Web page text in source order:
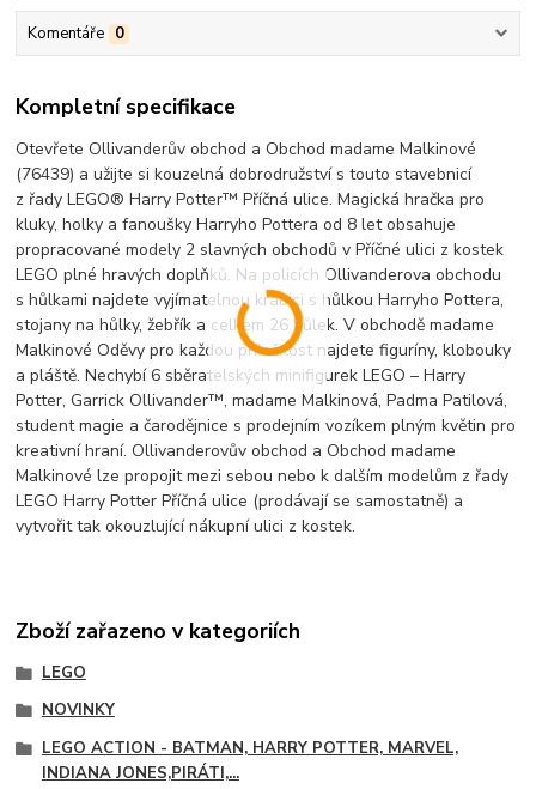
Komentáře 0
Kompletní specifikace
Otevřete Ollivanderův obchod a Obchod madame Malkinové
(76439) a užijte si kouzelná dobrodružství s touto stavebnicí
z řady LEGO® Harry Potter™ Příčná ulice. Magická hračka pro
kluky, holky a fanoušky Harryho Pottera od 8 let obsahuje
propracované modely 2 slavných obchodů v Příčné ulici z kostek
LEGO plné hravých doplňků. Na policích Ollivanderova obchodu
s hůlkami najdete vyjímatelnou krabici s hůlkou Harryho Pottera,
stojany na hůlky, žebřík a celkem 26 hůlek. V obchodě madame
Malkinové Oděvy pro každou příležitost najdete figuríny, klobouky
a pláště. Nechybí 6 sběratelských minifigurek LEGO – Harry
Potter, Garrick Ollivander™, madame Malkinová, Padma Patilová,
student magie a čarodějnice s prodejním vozíkem plným květin pro
kreativní hraní. Ollivanderovův obchod a Obchod madame
Malkinové lze propojit mezi sebou nebo k dalším modelům z řady
LEGO Harry Potter Příčná ulice (prodávají se samostatně) a
vytvořit tak okouzlující nákupní ulici z kostek.
Zboží zařazeno v kategoriích
LEGO
NOVINKY
LEGO ACTION - BATMAN, HARRY POTTER, MARVEL,
INDIANA JONES,PIRÁTI,...